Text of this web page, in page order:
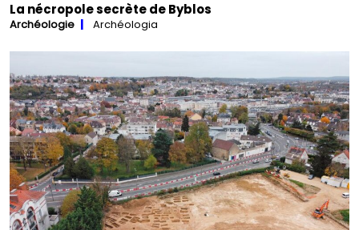
La nécropole secrète de Byblos
Archéologie Archéologia